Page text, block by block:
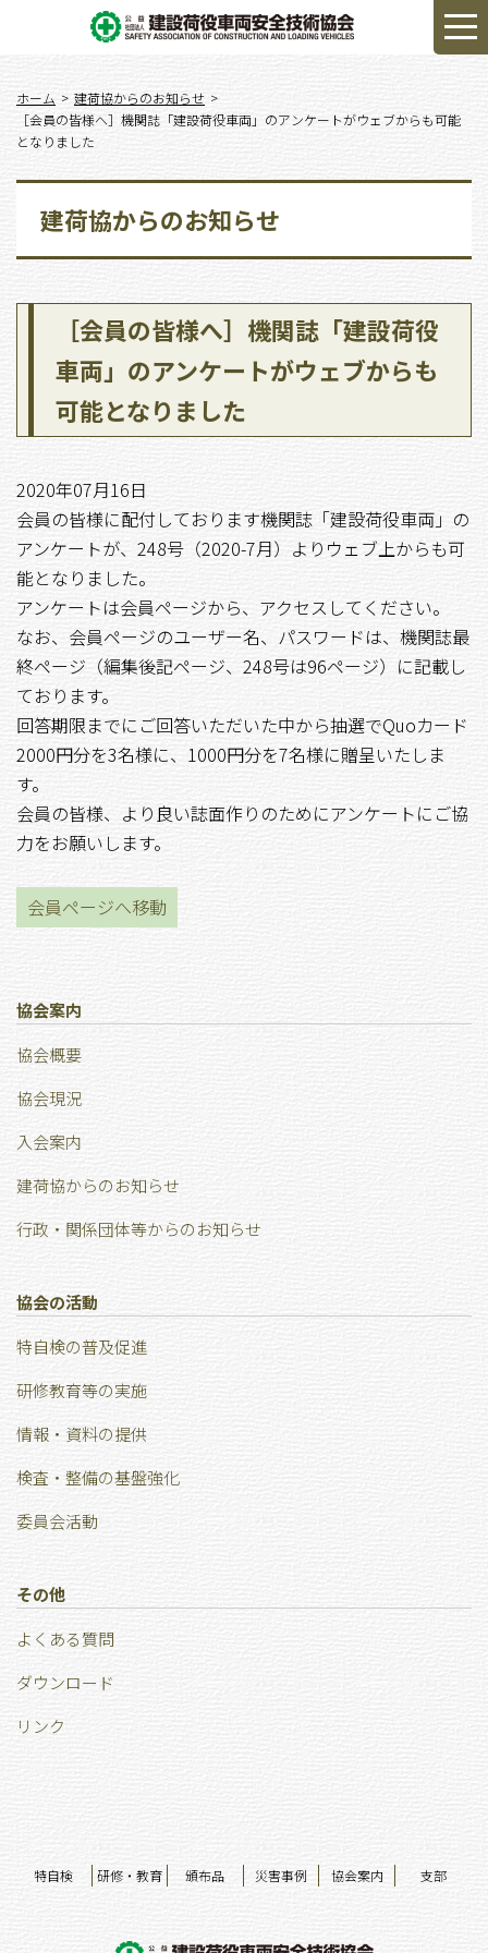
ホーム
建荷協からのお知らせ
［会員の皆様へ］機関誌「建設荷役車両」のアンケートがウェブからも可能
となりました
建荷協からのお知らせ
［会員の皆様へ］機関誌「建設荷役
車両」のアンケートがウェブからも
可能となりました
2020年07月16日
会員の皆様に配付しております機関誌「建設荷役車両」の
アンケートが、248号（2020-7月）よりウェブ上からも可
能となりました。
アンケートは会員ページから、アクセスしてください。
なお、会員ページのユーザー名、パスワードは、機関誌最
終ページ（編集後記ページ、248号は96ページ）に記載し
ております。
回答期限までにご回答いただいた中から抽選でQuoカード
2000円分を3名様に、1000円分を7名様に贈呈いたしま
す。
会員の皆様、より良い誌面作りのためにアンケートにご協
力をお願いします。
会員ページへ移動
協会案内
協会概要
協会現況
⼊会案内
建荷協からのお知らせ
行政・関係団体等からのお知らせ
協会の活動
特⾃検の普及促進
研修教育等の実施
情報・資料の提供
検査・整備の基盤強化
委員会活動
その他
よくある質問
ダウンロード
リンク
特自検 研修・教育 頒布品 災害事例 協会案内 支部